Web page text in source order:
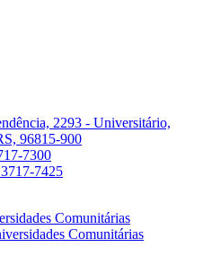
2293 - Universitário,
96815-900
7300
7425